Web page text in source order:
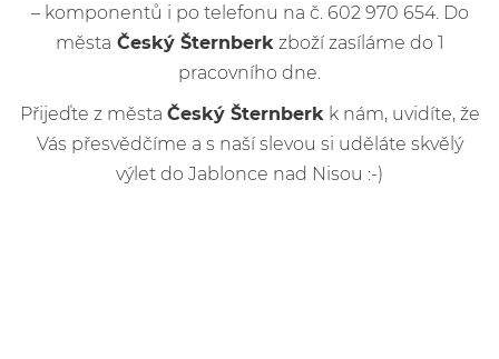
– komponentů i po telefonu na č. 602 970 654. Do
města Český Šternberk zboží zasíláme do 1
pracovního dne.
Přijeďte z města Český Šternberk k nám, uvidíte, že
Vás přesvědčíme a s naší slevou si uděláte skvělý
výlet do Jablonce nad Nisou :-)